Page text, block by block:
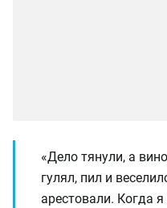
«Дело тянули, а
гулял, пил и
арестовали. Когда